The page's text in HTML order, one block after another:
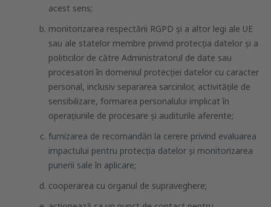
acest sens;
monitorizarea respectării RGPD și a altor legi ale UE
sau ale statelor membre privind protecția datelor și a
politicilor de către Administratorul de date sau
procesatori în domeniul protecției datelor cu caracter
personal, inclusiv separarea sarcinilor, activitățile de
sensibilizare, formarea personalului implicat în
operaţiunile de procesare și auditurile aferente;
furnizarea de recomandări la cerere privind evaluarea
impactului pentru protecția datelor și monitorizarea
punerii sale în aplicare;
cooperarea cu organul de supraveghere;